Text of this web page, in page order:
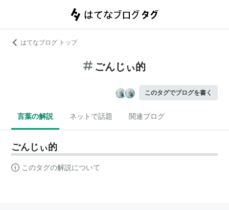
はてなブログ トップ
ごんじぃ的
このタグでブログを書く
言葉の解説 ネットで話題 関連ブログ
ごんじぃ的
このタグの解説について